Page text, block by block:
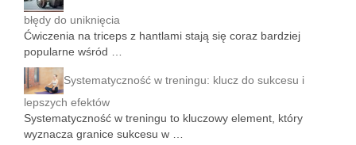
błędy do uniknięcia
Ćwiczenia na triceps z hantlami stają się coraz bardziej
popularne wśród …
Systematyczność w treningu: klucz do sukcesu i
lepszych efektów
Systematyczność w treningu to kluczowy element, który
wyznacza granice sukcesu w …